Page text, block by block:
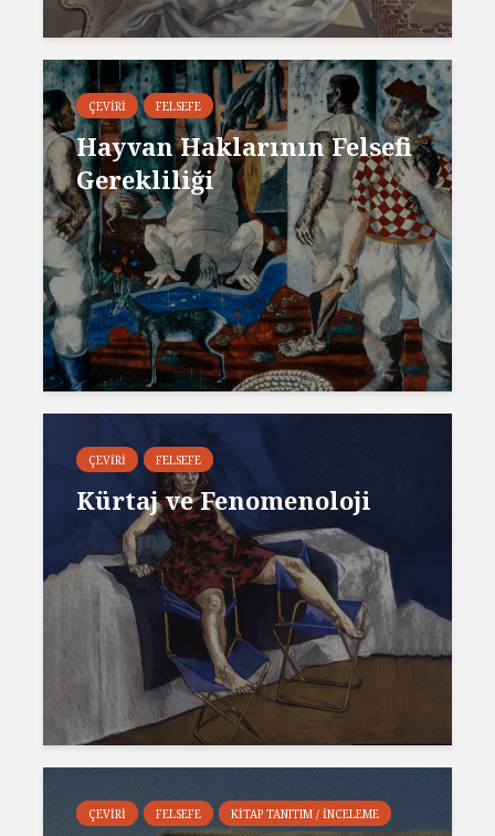
ÇEVIRI FELSEFE
Hayvan Haklarının Felsefi
Gerekliliği
ÇEVIRI FELSEFE
Kürtaj ve Fenomenoloji
ÇEVIRI FELSEFE KITAP TANITIM / İNCELEME